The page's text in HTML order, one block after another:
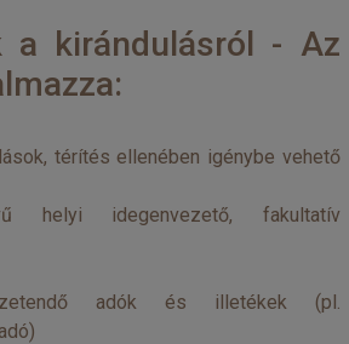
a kirándulásról - Az
térítés ellenében igénybe vehető
helyi idegenvezető, fakultatív
adók és illetékek (pl.